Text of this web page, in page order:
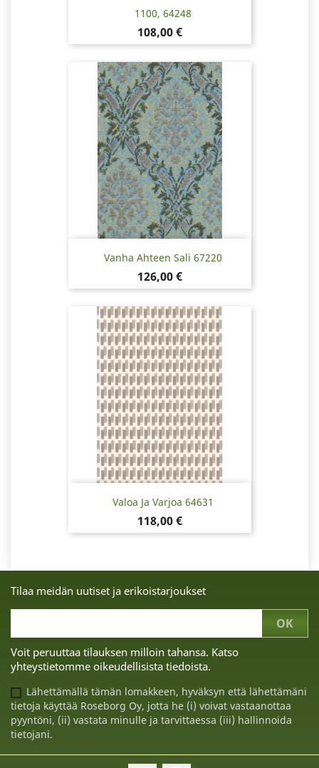
1100, 64248
Hinta
108,00 €
Vanha Ahteen Sali 67220
Hinta
126,00 €
Valoa Ja Varjoa 64631
Hinta
118,00 €
Tilaa meidän uutiset ja erikoistarjoukset
Voit peruuttaa tilauksen milloin tahansa. Katso
yhteystietomme oikeudellisista tiedoista.
Lähettämällä tämän lomakkeen, hyväksyn että lähettämäni
tietoja käyttää Roseborg Oy, jotta he (i) voivat vastaanottaa
pyyntöni, (ii) vastata minulle ja tarvittaessa (iii) hallinnoida
tietojani.